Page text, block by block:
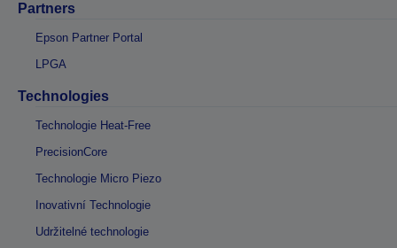
Partners
Epson Partner Portal
LPGA
Technologies
Technologie Heat-Free
PrecisionCore
Technologie Micro Piezo
Inovativní Technologie
Udržitelné technologie